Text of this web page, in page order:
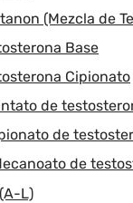
(Mezcla de
Base
Cipionato
de
de
de
L)